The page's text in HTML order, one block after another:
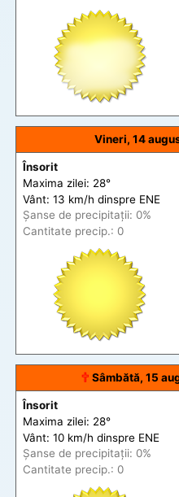
Vineri, 14
Însorit
Maxima zilei: 28°
Vânt: 13 km/h dinspre ENE
Șanse de precipitații: 0%
Cantitate precip.: 0
🕆 Sâmbătă, 15
Însorit
Maxima zilei: 28°
Vânt: 10 km/h dinspre ENE
Șanse de precipitații: 0%
Cantitate precip.: 0